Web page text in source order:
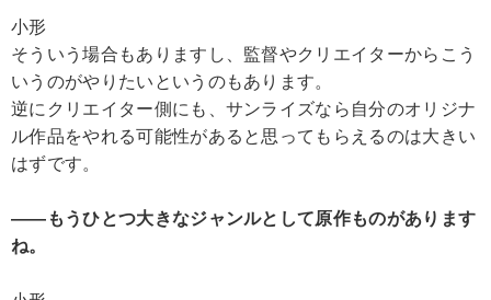
小形
そういう場合もありますし、監督やクリエイターからこう
いうのがやりたいというのもあります。
逆にクリエイター側にも、サンライズなら自分のオリジナ
ル作品をやれる可能性があると思ってもらえるのは大きい
はずです。
――もうひとつ大きなジャンルとして原作ものがあります
ね。